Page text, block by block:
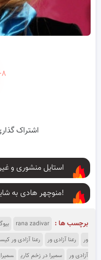
اشتراک
استایل منشوری و
منوچهر هادی به شایعه طلاقش از یکتا ناصر پاسخ داد!
برچسب ها : rana zadivar
ور
رعنا آزادی ور رعنا آزادی ور
آزادی ور
سمیرا در زخم کاری